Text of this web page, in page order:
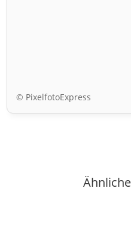
© PixelfotoExpress